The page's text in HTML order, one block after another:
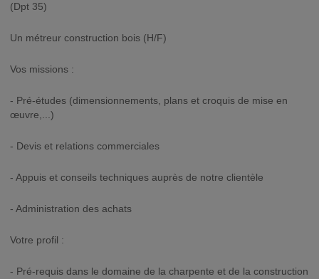
(Dpt 35)
Un métreur construction bois (H/F)
Vos missions :
- Pré-études (dimensionnements, plans et croquis de mise en
œuvre,...)
- Devis et relations commerciales
- Appuis et conseils techniques auprès de notre clientèle
- Administration des achats
Votre profil :
- Pré-requis dans le domaine de la charpente et de la construction